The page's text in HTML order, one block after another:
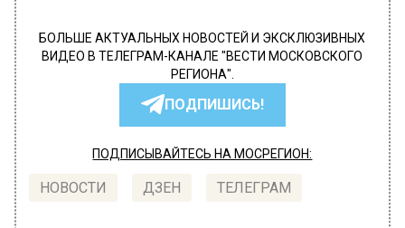
БОЛЬШЕ АКТУАЛЬНЫХ НОВОСТЕЙ И ЭКСКЛЮЗИВНЫХ
ВИДЕО В ТЕЛЕГРАМ-КАНАЛЕ "ВЕСТИ МОСКОВСКОГО
РЕГИОНА".
ПОДПИШИСЬ!
ПОДПИСЫВАЙТЕСЬ НА МОСРЕГИОН:
НОВОСТИ ДЗЕН ТЕЛЕГРАМ